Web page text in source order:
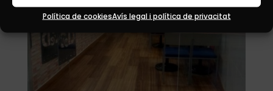
Política de cookiesAvís legal i política de privacitat